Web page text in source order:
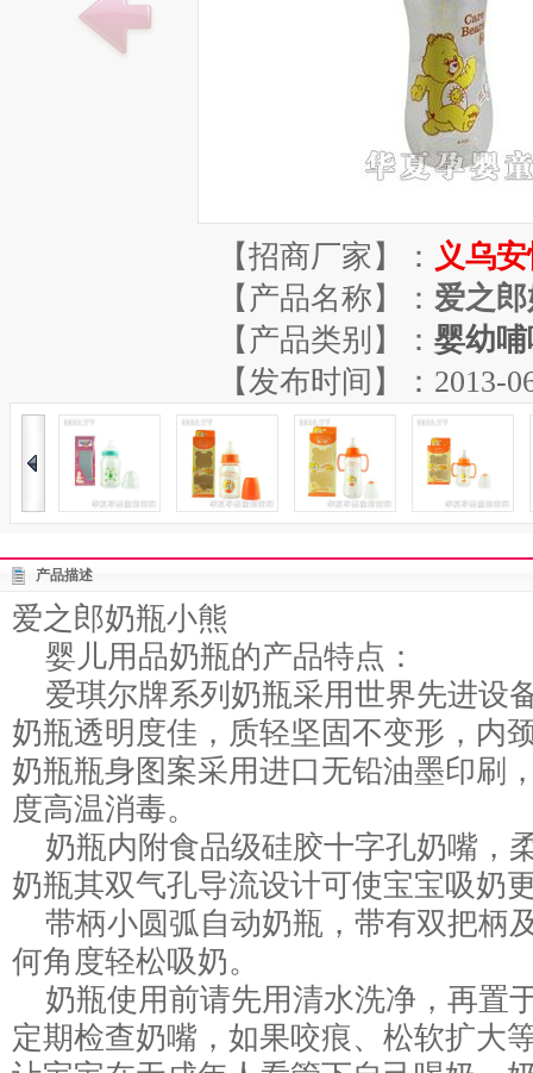
【招商厂家】： 义乌
【产品名称】： 爱之
【产品类别】： 婴幼
【发布时间】：2013-
产品描述
爱之郎奶瓶小熊
婴儿用品奶瓶的产品特点：
爱琪尔牌系列奶瓶采用世界先进设
奶瓶透明度佳，质轻坚固不变形，内
奶瓶瓶身图案采用进口无铅油墨印刷
度高温消毒。
奶瓶内附食品级硅胶十字孔奶嘴，
奶瓶其双气孔导流设计可使宝宝吸奶
带柄小圆弧自动奶瓶，带有双把柄
何角度轻松吸奶。
奶瓶使用前请先用清水洗净，再置
定期检查奶嘴，如果咬痕、松软扩大